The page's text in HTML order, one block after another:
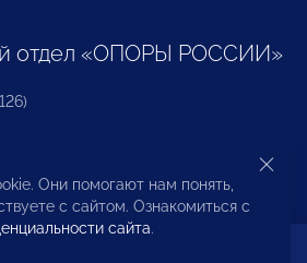
отдел «ОПОРЫ РОССИИ»
прав предпринимателей и
Они помогают нам понять,
с сайтом. Ознакомиться с
сайта.